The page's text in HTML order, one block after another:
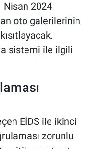
Nisan 2024
oto galerilerinin
sistemi ile ilgili
EİDS ile ikinci
zorunlu